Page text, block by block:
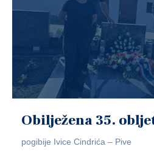
Obilježena 35.
pogibije Ivice Cindrića – Pive